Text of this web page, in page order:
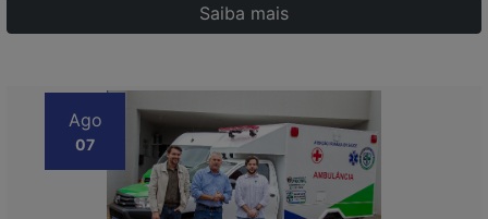
Saiba mais
Ago
07